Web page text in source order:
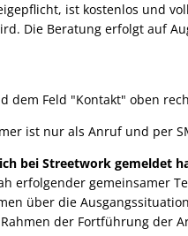
ist kostenlos und
Die Beratung erfolgt auf
dem Feld "Kontakt" oben
ist nur als Anruf und per
bei Streetwork gemeldet
erfolgender gemeinsamer
über die
der Fortführung der